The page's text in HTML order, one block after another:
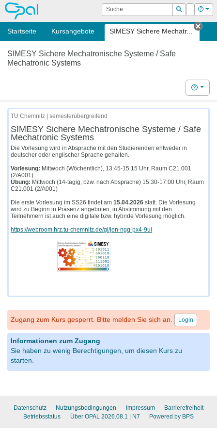
OPAL Suche
Suchen
Login Hilfe
Startseite Kursangebote SIMESY Sichere Mechatr...
Tab
SIMESY Sichere Mechatronische Systeme / Safe
Mechatronic Systems
Hilfe
TU Chemnitz | semesterübergreifend
SIMESY Sichere Mechatronische Systeme / Safe
Mechatronic Systems
Die Vorlesung wird in Absprache mit den Studierenden entweder in
deutscher oder englischer Sprache gehalten.
Vorlesung: Mittwoch (Wöchentlich), 13:45-15:15 Uhr, Raum C21.001
(2/A001)
Übung: Mittwoch (14-tägig, bzw. nach Absprache) 15:30-17:00 Uhr, Raum
C21.001 (2/A001)
Die erste Vorlesung im SS26 findet am15.04.2026 statt. Die Vorlesung
wird zu Beginn in Präsenz angeboten, in Abstimmung mit den
Teilnehmern ist auch eine digitale bzw. hybride Vorlesung möglich.
https://webroom.hrz.tu-chemnitz.de/gl/jen-ngq-px4-9ui
Zugang zum Kurs gesperrt. Bitte melden Sie sich an. Login
Informationen zum Zugang
Sie haben zu wenig Berechtigungen, um diesen Kurs zu
starten.
Datenschutz Nutzungsbedingungen Impressum
Barrierefreiheit
Betriebsstatus
Über OPAL 2026.08.1 | N7 Powered by BPS